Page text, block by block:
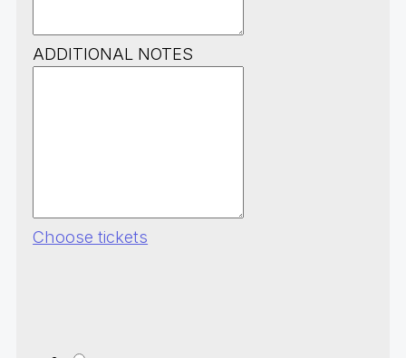
ADDITIONAL NOTES
Choose tickets